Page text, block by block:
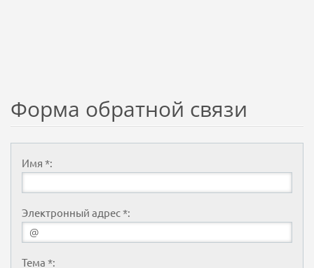
Форма обратной связи
Имя *:
Электронный адрес *:
Тема *: